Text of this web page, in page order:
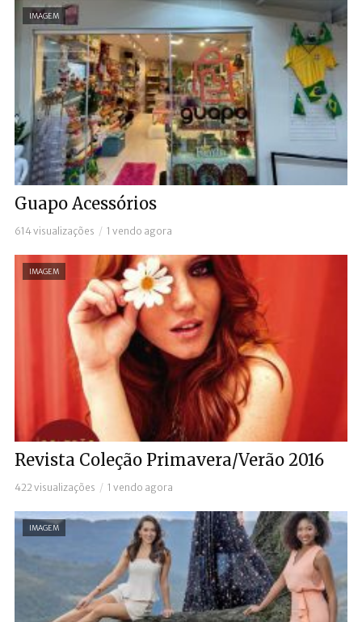
IMAGEM
Guapo Acessórios
614 visualizações 1 vendo agora
IMAGEM
Revista Coleção Primavera/Verão 2016
422 visualizações 1 vendo agora
IMAGEM